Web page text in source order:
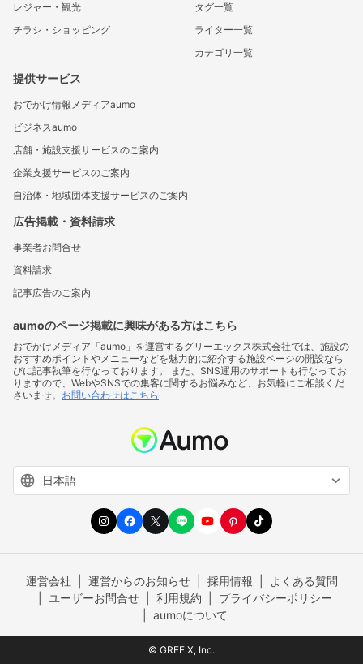
レジャー・観光
チラシ・ショッピング
タグ一覧
ライター一覧
カテゴリ一覧
提供サービス
おでかけ情報メディアaumo
ビジネスaumo
店舗・施設支援サービスのご案内
企業支援サービスのご案内
自治体・地域団体支援サービスのご案内
広告掲載・資料請求
事業者お問合せ
資料請求
記事広告のご案内
aumoのページ掲載に興味がある方はこちら
おでかけメディア「aumo」を運営するグリーエックス株式会社では、施設の
おすすめポイントやメニューなどを魅力的に紹介する施設ページの開設なら
びに記事執筆を行なっております。 また、SNS運用のサポートも行なってお
りますので、WebやSNSでの集客に関するお悩みなど、お気軽にご相談くだ
さいませ。 お問い合わせはこちら
運営会社 運営からのお知らせ 採用情報
よくある質問
ユーザーお問合せ
利用規約
プライバシーポリシー
aumoについて
© GREE X, Inc.